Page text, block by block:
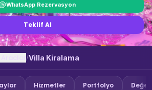
WhatsApp Rezervasyon
Teklif Al
/Villa Kiralama
Hizmetler Portfolyo